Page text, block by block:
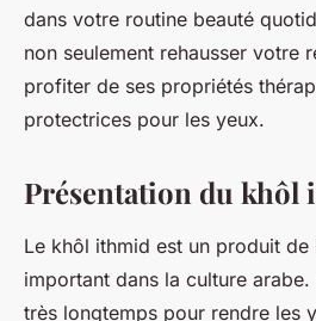
dans votre routine beauté
non seulement rehausser votre
profiter de ses propriétés
protectrices pour les yeux.
Présentation du khôl
Le khôl ithmid est un produit de
important dans la culture
très longtemps pour rendre les